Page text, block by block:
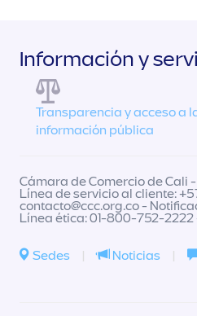
Información y
Transparencia y acceso a
información pública
Cámara de Comercio de Cali
Línea de servicio al cliente:
contacto@ccc.org.co-
Línea ética: 01-800-752-2222
Sedes | Noticias |